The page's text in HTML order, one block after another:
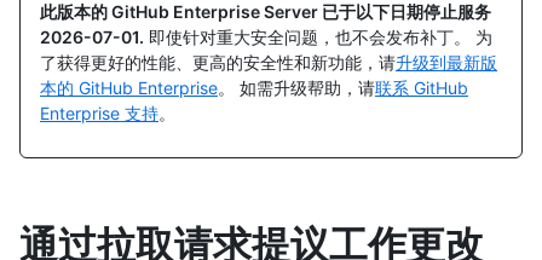
此版本的 GitHub Enterprise Server 已于以下日期停止服务
2026-07-01. 即使针对重大安全问题，也不会发布补丁。 为
了获得更好的性能、更高的安全性和新功能，请升级到最新版
本的 GitHub Enterprise。 如需升级帮助，请联系 GitHub
Enterprise 支持。
通过拉取请求提议工作更改